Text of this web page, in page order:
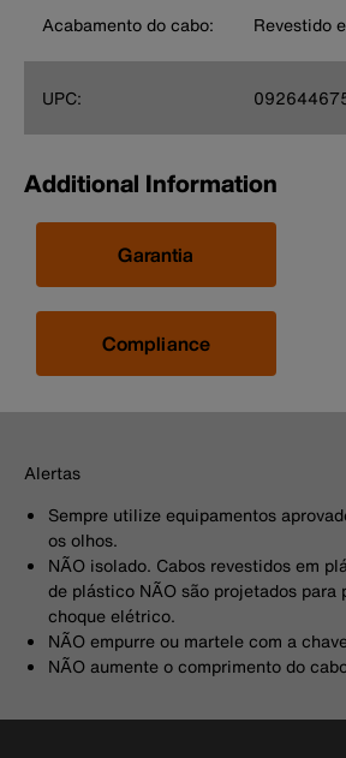
Acabamento do cabo: Revestido
UPC:
Additional Information
Garantia
Compliance
Alertas
Sempre utilize equipamentos
os olhos.
NÃO isolado. Cabos revestidos em
de plástico NÃO são projetados para
choque elétrico.
NÃO empurre ou martele com a
NÃO aumente o comprimento do